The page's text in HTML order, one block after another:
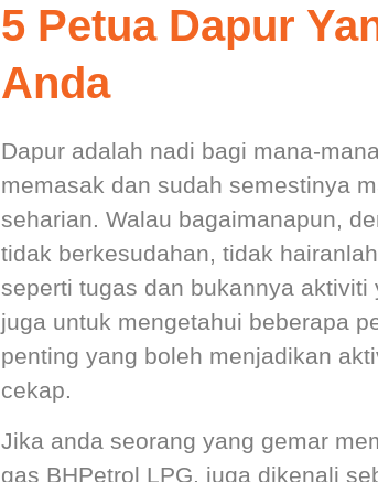
5 Petua Dapur
Anda
Dapur adalah nadi bagi mana-
memasak dan sudah semestinya
seharian. Walau bagaimanapun,
tidak berkesudahan, tidak
seperti tugas dan bukannya
juga untuk mengetahui beberapa
penting yang boleh menjadikan
cekap.
Jika anda seorang yang gemar
gas BHPetrol LPG, juga dikenali